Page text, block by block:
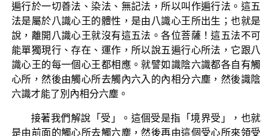
遍行於一切善法、染法、無記法，所以叫作遍行法。這五
法是屬於八識心王的體性，是由八識心王所出生；也就是
說，離開八識心王就沒有這五法。各位菩薩！這五法不可
能單獨現行、存在、運作，所以說五遍行心所法，它跟八
識心王的每一個心王都相應。就譬如識陰六識都各自有觸
心所，然後由觸心所去觸內六入的內相分六塵，然後識陰
六識才能了別內相分六塵。
接著我們解說「受」。這個受是指「境界受」，也就
是由前面的觸心所去觸六塵，然後再由這個受心所來領受